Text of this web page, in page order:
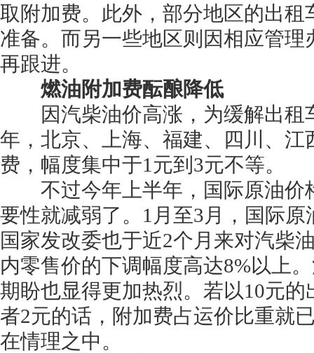
取附加费。此外，部分地区的出
准备。而另一些地区则因相应管
再跟进。
燃油附加费酝酿降低
因汽柴油价高涨，为缓解出租
年，北京、上海、福建、四川、
费，幅度集中于1元到3元不等。
不过今年上半年，国际原油价
要性就减弱了。1月至3月，国际
国家发改委也于近2个月来对汽柴
内零售价的下调幅度高达8%以上
期盼也显得更加热烈。若以10元
者2元的话，附加费占运价比重就
在情理之中。